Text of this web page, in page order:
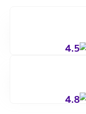
4.5
4.8